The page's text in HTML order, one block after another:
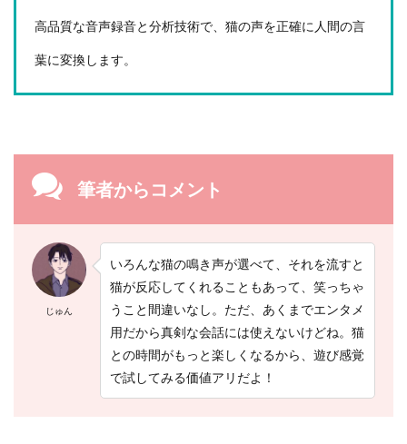
高品質な音声録音と分析技術で、猫の声を正確に人間の言
葉に変換します。
筆者からコメント
じゅん
いろんな猫の鳴き声が選べて、それを流すと
猫が反応してくれることもあって、笑っちゃ
うこと間違いなし。ただ、あくまでエンタメ
用だから真剣な会話には使えないけどね。猫
との時間がもっと楽しくなるから、遊び感覚
で試してみる価値アリだよ！